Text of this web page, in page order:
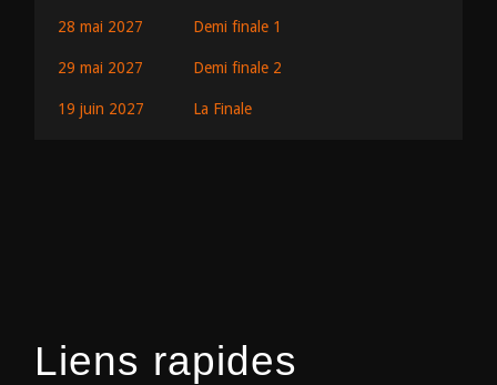
28 mai 2027 Demi finale 1
29 mai 2027 Demi finale 2
19 juin 2027 La Finale
Liens rapides